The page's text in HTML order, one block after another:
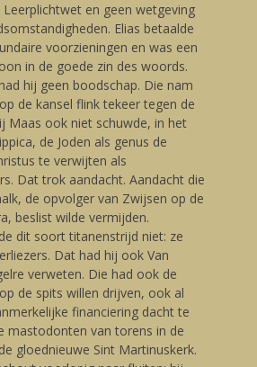
Leerplichtwet en geen wetgeving
Elias betaalde
voorzieningen en was een
in de goede zin des woords.
hij geen boodschap. Die nam
de kansel flink tekeer tegen de
Maas ook niet schuwde, in het
de Joden als genus de
te verwijten als
Dat trok aandacht. Aandacht die
de opvolger van Zwijsen op de
beslist wilde vermijden.
dit soort titanenstrijd niet: ze
Dat had hij ook Van
verweten. Die had ook de
de spits willen drijven, ook al
financiering dacht te
mastodonten van torens in de
gloednieuwe Sint Martinuskerk.